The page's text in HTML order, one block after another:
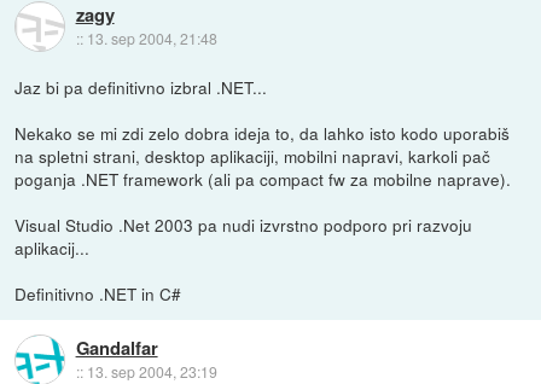
zagy
:: 13. sep 2004, 21:48
Jaz bi pa definitivno izbral .NET...
Nekako se mi zdi zelo dobra ideja to, da lahko isto kodo uporabiš
na spletni strani, desktop aplikaciji, mobilni napravi, karkoli pač
poganja .NET framework (ali pa compact fw za mobilne naprave).
Visual Studio .Net 2003 pa nudi izvrstno podporo pri razvoju
aplikacij...
Definitivno .NET in C#
Gandalfar
:: 13. sep 2004, 23:19